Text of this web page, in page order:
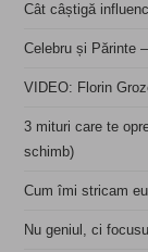
Cât câștigă
Celebru și Părinte
VIDEO: Florin
3 mituri care te
schimb)
Cum îmi stricam
Nu geniul, ci